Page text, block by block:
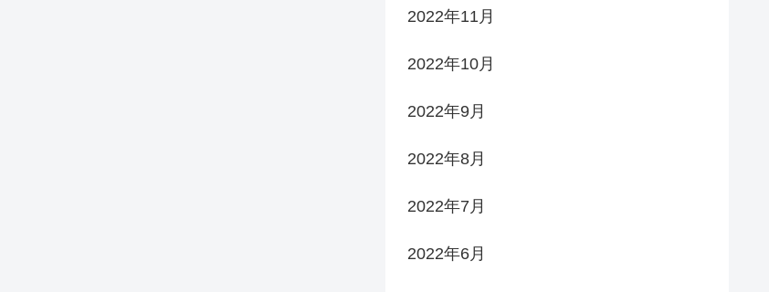
2022年11月
2022年10月
2022年9月
2022年8月
2022年7月
2022年6月